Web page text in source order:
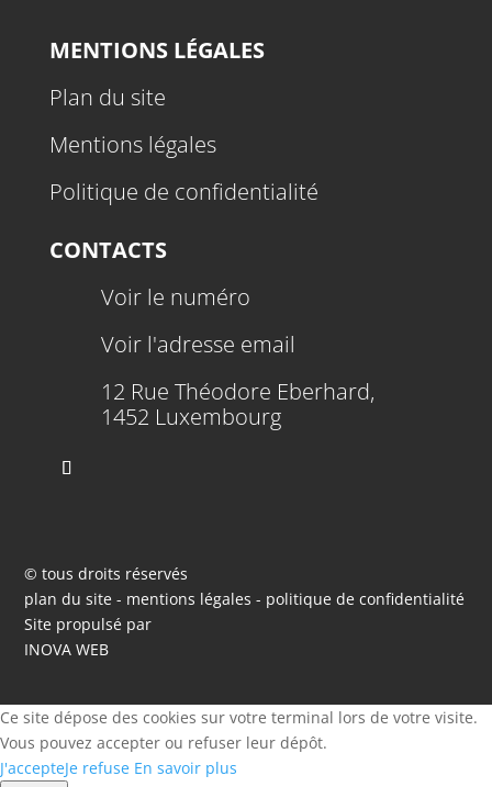
MENTIONS LÉGALES
Plan du site
Mentions légales
Politique de confidentialité
CONTACTS
Voir le numéro
Voir l'adresse email
12 Rue Théodore Eberhard,
1452 Luxembourg
© tous droits réservés
plan du site - mentions légales- politique de confidentialité
Site propulsé par
INOVA WEB
Ce site dépose des cookies sur votre terminal lors de votre visite.
Vous pouvez accepter ou refuser leur dépôt.
J'accepteJe refuse En savoir plus